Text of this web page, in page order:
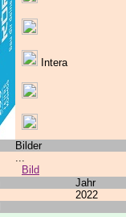
Intera
Bilder
...
Bild
Jahr
2022